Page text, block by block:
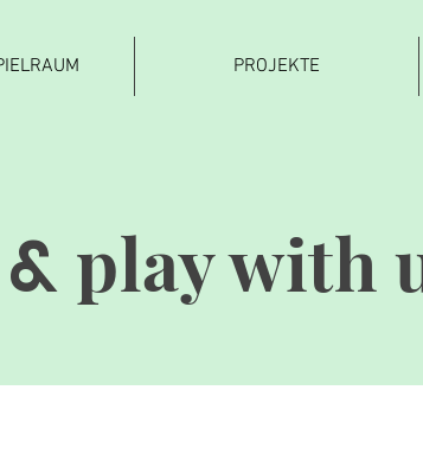
PROJEKTE
& play with